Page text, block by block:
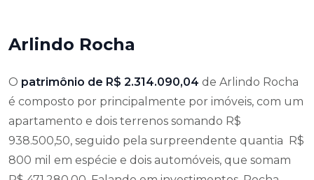
Arlindo Rocha
O patrimônio de R$ 2.314.090,04 de Arlindo Rocha
é composto por principalmente por imóveis, com um
apartamento e dois terrenos somando R$
938.500,50, seguido pela surpreendente quantia R$
800 mil em espécie e dois automóveis, que somam